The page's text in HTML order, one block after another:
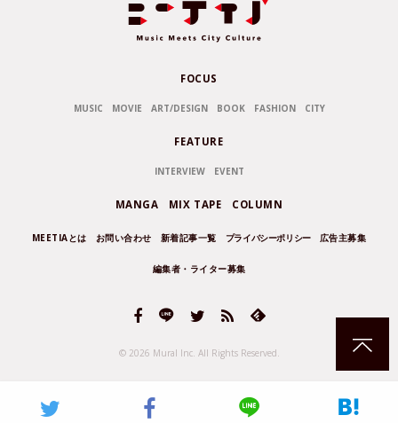
FOCUS
MUSIC MOVIE ART/DESIGN BOOK FASHION CITY
FEATURE
INTERVIEW EVENT
MANGA MIX TAPE COLUMN
MEETIAとは お問い合わせ 新着記事一覧 プライバシーポリシー 広告主募集
編集者・ライター募集
© 2026 Mural Inc. All Rights Reserved.